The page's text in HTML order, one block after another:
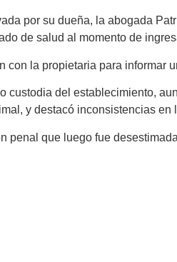
por su dueña, la abogada
de salud al momento de
con la propietaria para
custodia del establecimiento,
y destacó inconsistencias en
penal que luego fue